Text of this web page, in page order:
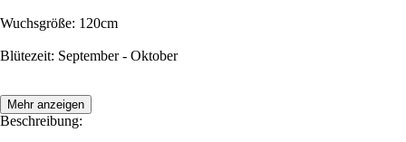
Wuchsgröße: 120cm
Blütezeit: September - Oktober
Beschreibung:
Mehr anzeigen